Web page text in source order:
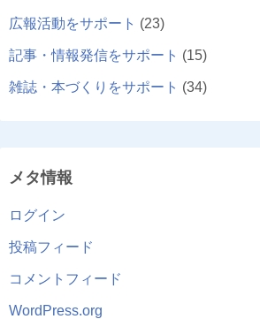
広報活動をサポート (23)
記事・情報発信をサポート (15)
雑誌・本づくりをサポート (34)
メタ情報
ログイン
投稿フィード
コメントフィード
WordPress.org